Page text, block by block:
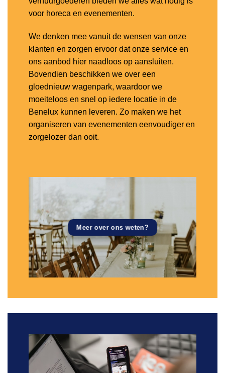
voor horeca en evenementen.
We denken mee vanuit de wensen van onze
klanten en zorgen ervoor dat onze service en
ons aanbod hier naadloos op aansluiten.
Bovendien beschikken we over een
gloednieuw wagenpark, waardoor we
moeiteloos en snel op iedere locatie in de
Benelux kunnen leveren. Zo maken we het
organiseren van evenementen eenvoudiger en
zorgelozer dan ooit.
Meer over ons weten?